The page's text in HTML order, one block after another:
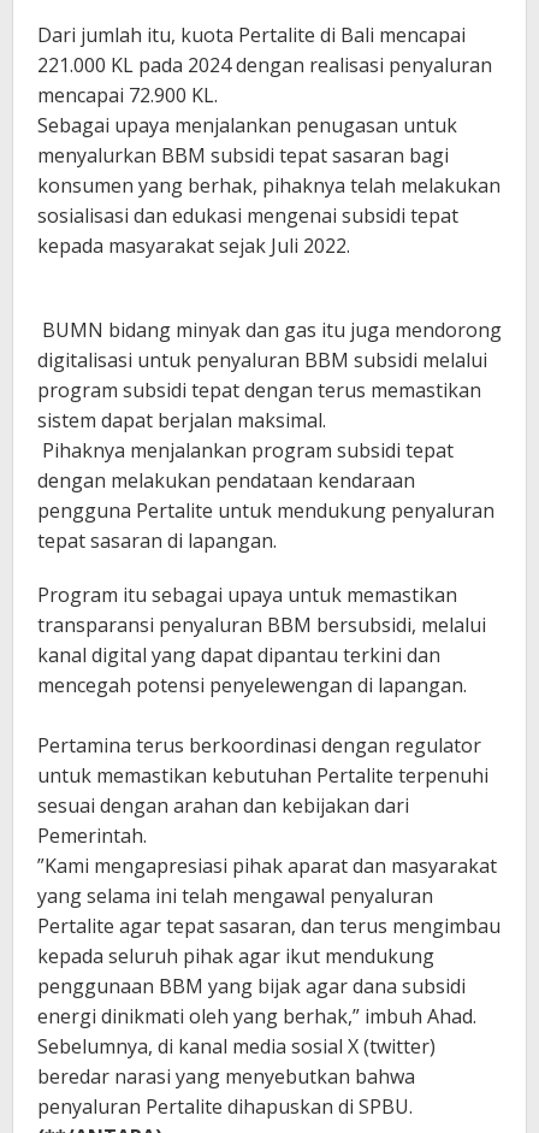
Dari jumlah itu, kuota Pertalite di Bali mencapai
221.000 KL pada 2024 dengan realisasi penyaluran
mencapai 72.900 KL.
Sebagai upaya menjalankan penugasan untuk
menyalurkan BBM subsidi tepat sasaran bagi
konsumen yang berhak, pihaknya telah melakukan
sosialisasi dan edukasi mengenai subsidi tepat
kepada masyarakat sejak Juli 2022.
BUMN bidang minyak dan gas itu juga mendorong
digitalisasi untuk penyaluran BBM subsidi melalui
program subsidi tepat dengan terus memastikan
sistem dapat berjalan maksimal.
Pihaknya menjalankan program subsidi tepat
dengan melakukan pendataan kendaraan
pengguna Pertalite untuk mendukung penyaluran
tepat sasaran di lapangan.
Program itu sebagai upaya untuk memastikan
transparansi penyaluran BBM bersubsidi, melalui
kanal digital yang dapat dipantau terkini dan
mencegah potensi penyelewengan di lapangan.
Pertamina terus berkoordinasi dengan regulator
untuk memastikan kebutuhan Pertalite terpenuhi
sesuai dengan arahan dan kebijakan dari
Pemerintah.
”Kami mengapresiasi pihak aparat dan masyarakat
yang selama ini telah mengawal penyaluran
Pertalite agar tepat sasaran, dan terus mengimbau
kepada seluruh pihak agar ikut mendukung
penggunaan BBM yang bijak agar dana subsidi
energi dinikmati oleh yang berhak,” imbuh Ahad.
Sebelumnya, di kanal media sosial X (twitter)
beredar narasi yang menyebutkan bahwa
penyaluran Pertalite dihapuskan di SPBU.